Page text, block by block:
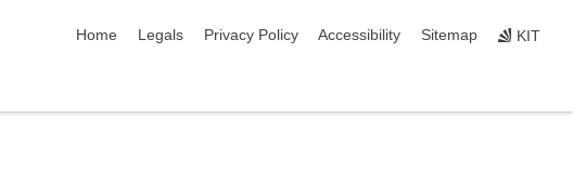
Home
Legals Privacy Policy Accessibility Sitemap KIT